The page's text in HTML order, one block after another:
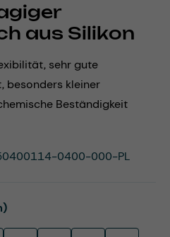
aus Silikon
sehr gute
besonders kleiner
Beständigkeit
auswählen
0400-000-PL